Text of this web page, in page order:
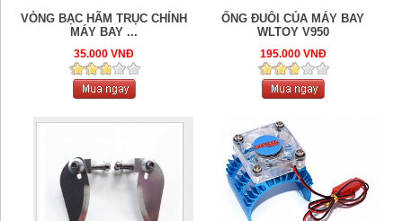
VÒNG BẠC HÃM TRỤC CHÍNH
MÁY BAY ...
35.000 VNĐ
ỐNG ĐUÔI CỦA MÁY BAY
WLTOY V950
195.000 VNĐ